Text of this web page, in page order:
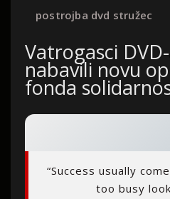
postrojba dvd stružec
Vatrogasci
nabavili novu
fonda
“Success usually
too busy